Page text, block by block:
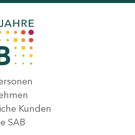
Kunden
SAB